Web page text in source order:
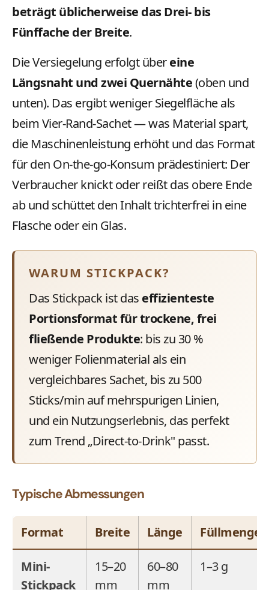
beträgt üblicherweise das Drei- bis
Fünffache der Breite.
Die Versiegelung erfolgt übereine
Längsnaht und zwei Quernähte(oben und
unten). Das ergibt weniger Siegelfläche als
beim Vier-Rand-Sachet — was Material spart,
die Maschinenleistung erhöht und das Format
für den On-the-go-Konsum prädestiniert: Der
Verbraucher knickt oder reißt das obere Ende
ab und schüttet den Inhalt trichterfrei in eine
Flasche oder ein Glas.
WARUM STICKPACK?
Das Stickpack ist das effizienteste
Portionsformat für trockene, frei
fließende Produkte: bis zu 30 %
weniger Folienmaterial als ein
vergleichbares Sachet, bis zu 500
Sticks/min auf mehrspurigen Linien,
und ein Nutzungserlebnis, das perfekt
zum Trend „Direct-to-Drink" passt.
Typische Abmessungen
Format Breite Länge Füllmenge
Mini-
Stickpack
15–20
mm
60–80
mm
1–3 g